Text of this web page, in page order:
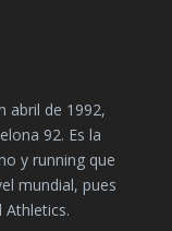
abril de 1992,
92. Es la
y running que
mundial, pues
Athletics.